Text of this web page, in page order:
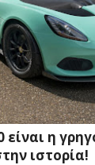
είναι η
ιστορία!